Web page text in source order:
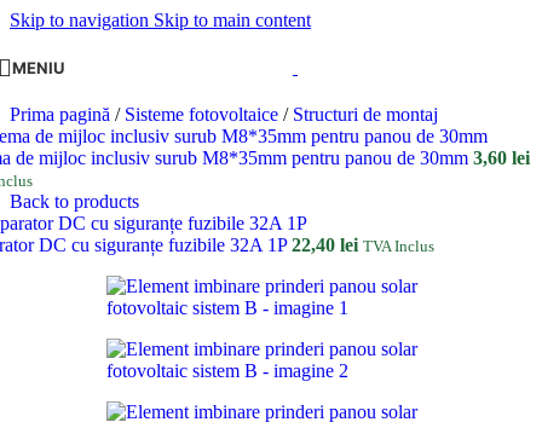
Skip to navigation Skip to main content
MENIU
Prima pagină / Sisteme fotovoltaice / Structuri de montaj
de mijloc inclusiv surub M8*35mm pentru panou de 30mm 3,60 lei
Back to products
DC cu siguranțe fuzibile 32A 1P22,40 lei TVA Inclus